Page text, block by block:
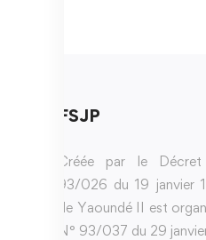
FSJP
Créée par le Décret
93/026 du 19 janvier
de Yaoundé II est
N° 93/037 du 29